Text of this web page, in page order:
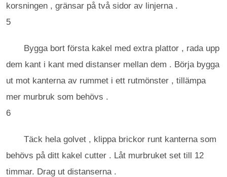
korsningen , gränsar på två sidor av linjerna .
5
Bygga bort första kakel med extra plattor , rada upp
dem kant i kant med distanser mellan dem . Börja bygga
ut mot kanterna av rummet i ett rutmönster , tillämpa
mer murbruk som behövs .
6
Täck hela golvet , klippa brickor runt kanterna som
behövs på ditt kakel cutter . Låt murbruket set till 12
timmar. Drag ut distanserna .